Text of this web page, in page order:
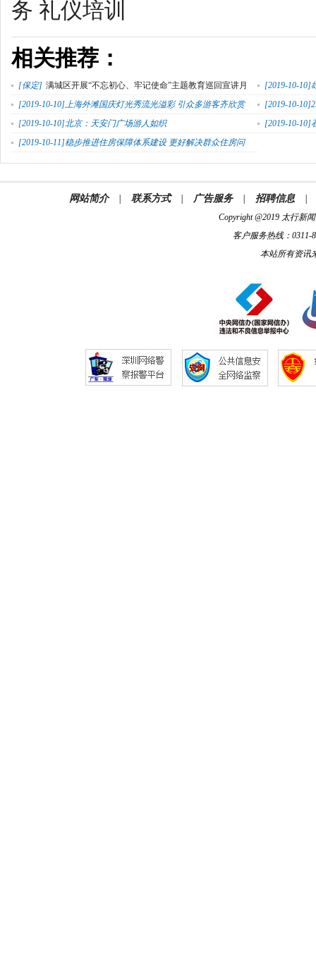
务 礼仪培训
相关推荐：
[保定] 满城区开展“不忘初心、牢记使命”主题教育巡回宣讲月 [2019-10-10]
[2019-10-10]上海外滩国庆灯光秀流光溢彩 引众多游客齐欣赏 [2019-10-10]
[2019-10-10]北京：天安门广场游人如织 [2019-10-10]
[2019-10-11]稳步推进住房保障体系建设 更好解决群众住房问
题
网站简介 联系方式 广告服务 招聘信息
Copyright @2019 太行新
客户服务热线：0311-
本站所有资讯